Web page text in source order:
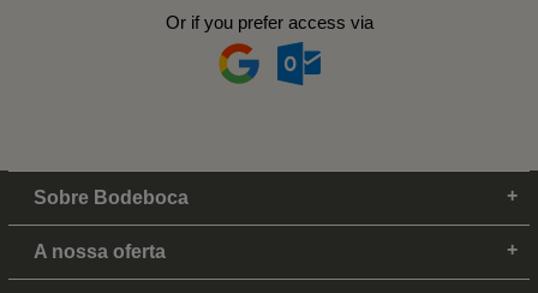
Or if you prefer access via
Sobre Bodeboca
A nossa oferta